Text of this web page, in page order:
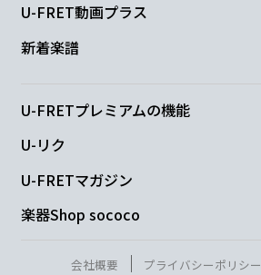
U-FRET動画プラス
新着楽譜
U-FRETプレミアムの機能
U-リク
U-FRETマガジン
楽器Shop sococo
会社概要 プライバシーポリシー